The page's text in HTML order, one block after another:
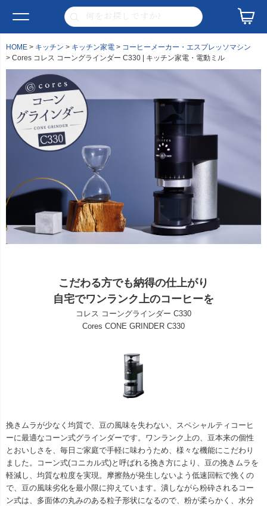
HOME キッチン キッチン家電
コーヒーメーカー・エスプレッソマシン
Cores コレス コーングラインダー C330 | キッチン家電・電動ミル
こだわる方でも納得の仕上がり
自宅でワンランク上のコーヒーを
コレス コーングラインダー C330
Cores CONE GRINDER C330
挽きムラが少なく均質で、豆の風味を失わない、スペシャルティコーヒ
ーに最適なコーン式グラインダーです。ワンランク上の、豆本来の個性
とおいしさを、毎日ご家庭で手軽に味わうため、様々な機能にこだわり
ました。コーン式(コニカル式)と呼ばれる挽き方により、豆の挽きムラを
軽減し、均質な粒度を実現。摩擦熱が発生しないよう低速回転で挽くの
で、豆の風味劣化を最小限に抑えています。潰しながら粉砕されるコー
ン式は、多面体の丸みのある粒子形状になるので、粉が柔らかく、水分